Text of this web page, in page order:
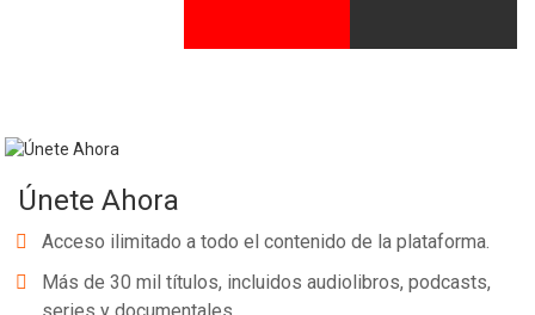
Únete Ahora
Acceso ilimitado a todo el contenido de la plataforma.
Más de 30 mil títulos, incluidos audiolibros, podcasts,
series y documentales.